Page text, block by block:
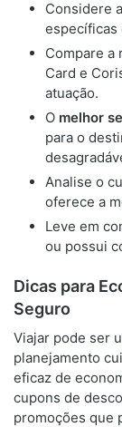
Considere
específicas
Compare a
Card e
atuação.
O melhor
para o
Analise o
oferece a
Leve em
ou possui
Dicas para
Seguro
Viajar pode ser
planejamento
eficaz de
cupons de
promoções que